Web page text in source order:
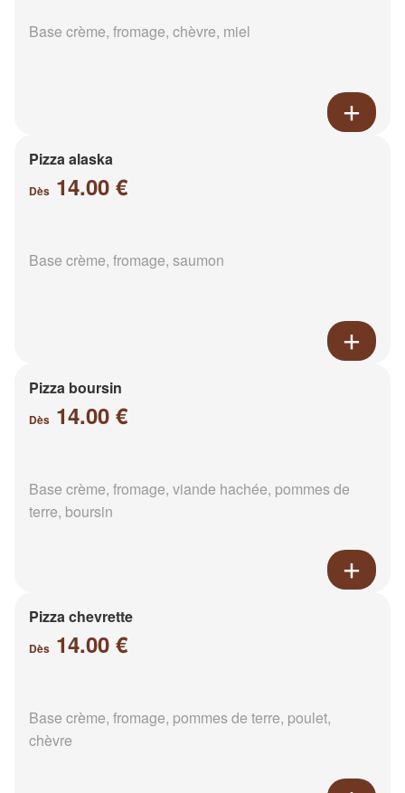
Base crème, fromage, chèvre, miel
Pizza alaska
Dès 14.00 €
Base crème, fromage, saumon
Pizza boursin
Dès 14.00 €
Base crème, fromage, viande hachée, pommes de
terre, boursin
Pizza chevrette
Dès 14.00 €
Base crème, fromage, pommes de terre, poulet,
chèvre